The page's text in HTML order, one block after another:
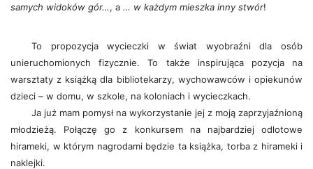
samych widoków gór…, a … w każdym mieszka inny stwór!
To propozycja wycieczki w świat wyobraźni dla osób
unieruchomionych fizycznie. To także inspirująca pozycja na
warsztaty z książką dla bibliotekarzy, wychowawców i opiekunów
dzieci – w domu, w szkole, na koloniach i wycieczkach.
Ja już mam pomysł na wykorzystanie jej z moją zaprzyjaźnioną
młodzieżą. Połączę go z konkursem na najbardziej odlotowe
hirameki, w którym nagrodami będzie ta książka, torba z hirameki i
naklejki.